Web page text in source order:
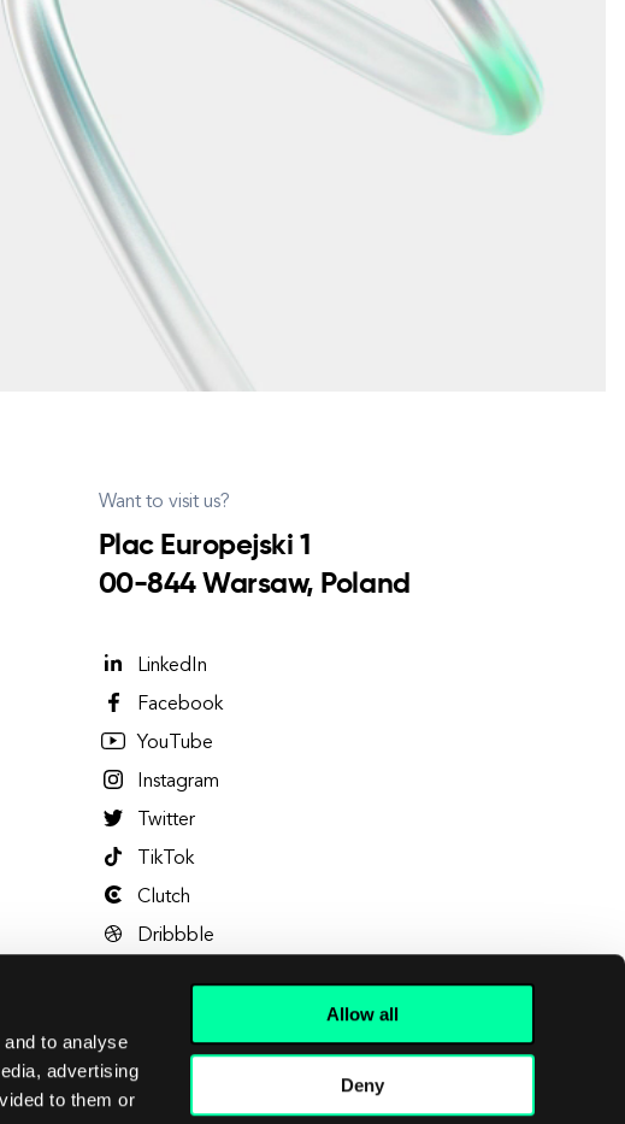
to analyse
advertising
to them or
Allow all
Deny
Want to visit us?
Plac Europejski 1
00-844 Warsaw, Poland
LinkedIn
Facebook
YouTube
Instagram
Twitter
TikTok
Clutch
Dribbble